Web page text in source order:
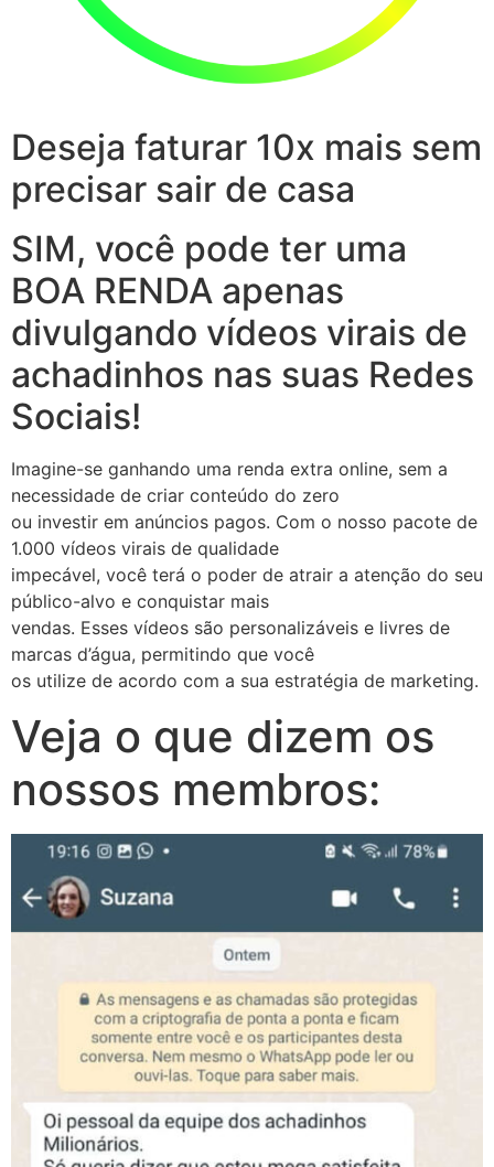
Deseja faturar 10x mais sem
precisar sair de casa
SIM, você pode ter uma
BOA RENDA apenas
divulgando vídeos virais de
achadinhos nas suas Redes
Sociais!
Imagine-se ganhando uma renda extra online, sem a
necessidade de criar conteúdo do zero
ou investir em anúncios pagos. Com o nosso pacote de
1.000 vídeos virais de qualidade
impecável, você terá o poder de atrair a atenção do seu
público-alvo e conquistar mais
vendas. Esses vídeos são personalizáveis e livres de
marcas d’água, permitindo que você
os utilize de acordo com a sua estratégia de marketing.
Veja o que dizem os
nossos membros: